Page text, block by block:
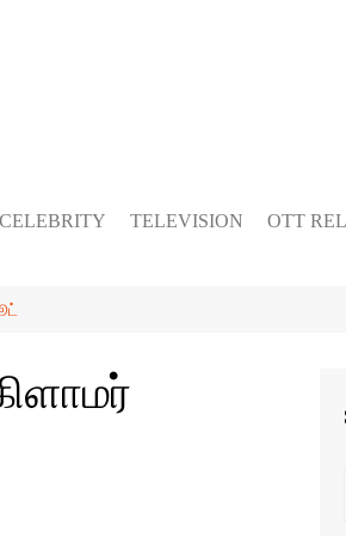
CELEBRITY TELEVISION OTT